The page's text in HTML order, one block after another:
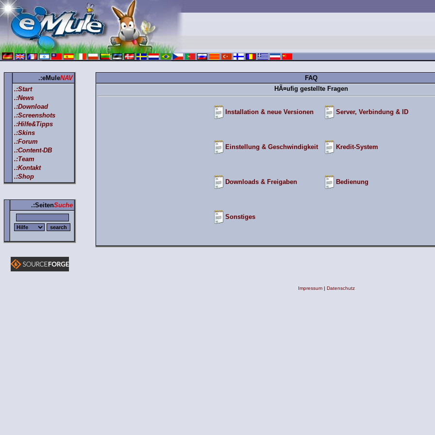
.:eMuleNAV
.:Start
.:News
.:Download
.:Screenshots
.:Hilfe&Tipps
.:Skins
.:Forum
.:Content-DB
.:Team
.:Kontakt
.:Shop
.:SeitenSuche
FAQ
HÃ¤ufig gestellte Fragen
Installation & neue Versionen Server, Verbindung & ID
Einstellung & Geschwindigkeit Kredit-System
Downloads & Freigaben Bedienung
Sonstiges
Impressum| Datenschutz